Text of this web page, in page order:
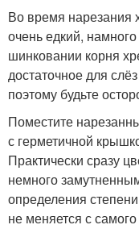
Во время нарезания
очень едкий,
шинковании корня
достаточное для
поэтому будьте
Поместите
с герметичной
Практически сразу
немного
определения
не меняется с